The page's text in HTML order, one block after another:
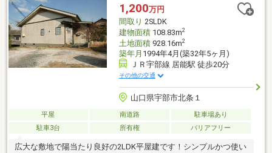
1,200万円
間取り 2SLDK
建物面積108.83m2
土地面積928.16m2
築年月 1994年4月(築32年5ヶ月)
ＪＲ宇部線 居能駅 徒歩20分
その他の交通
山口県宇部市北条１
平屋 南道路
駐車場あり
駐車3台
所有権 バリアフリー
広大な敷地で陽当たり良好の2LDK平屋建です！シンプルかつ使い